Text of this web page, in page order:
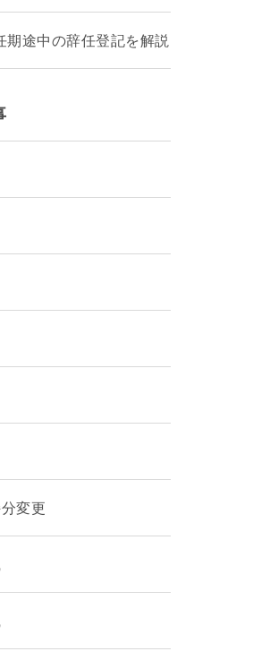
期途中の辞任登記を解説
変更